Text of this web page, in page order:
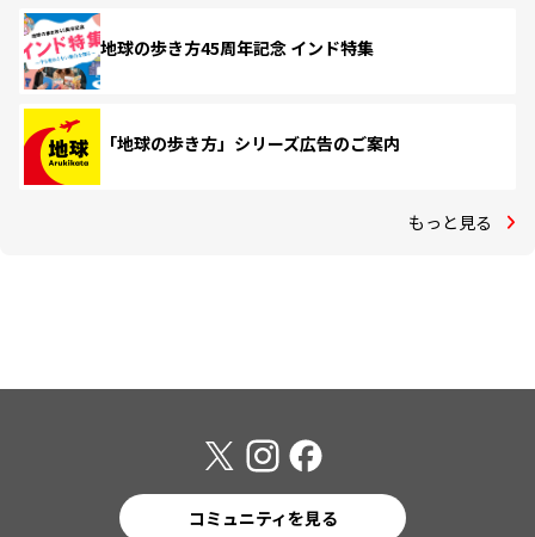
地球の歩き方45周年記念 インド特集
「地球の歩き方」シリーズ広告のご案内
もっと見る
コミュニティを見る